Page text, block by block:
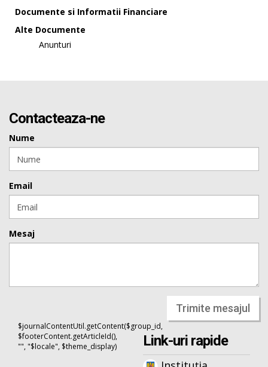
Documente si Informatii Financiare
Alte Documente
Anunturi
Contacteaza-ne
Nume
Email
Mesaj
Trimite mesajul
$journalContentUtil.getContent($group_id,
$footerContent.getArticleId(),
"", "$locale", $theme_display)
Link-uri rapide